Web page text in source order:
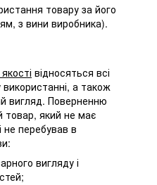
товару за його
з вини виробника).
відносяться всі
використанні, а також
вигляд. Поверненню
товар, який не має
не перебував в
вигляду і